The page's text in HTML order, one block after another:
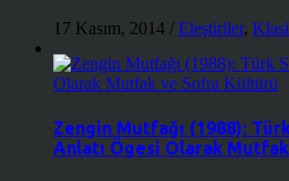
17 Kasım, 2014 / Eleştiriler,
Zengin Mutfağı (1988):
Anlatı Ögesi Olarak